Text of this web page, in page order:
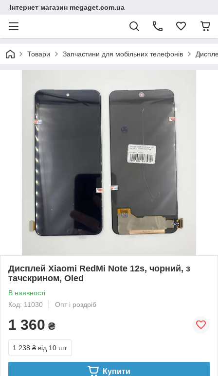
Інтернет магазин megaget.com.ua
Товари Запчастини для мобільних телефонів
Дисплей Xiaomi RedMi Note 12s, чорний, з
тачскрином, Oled
В наявності
Код: 11030
Опт і роздріб
1 360 ₴
1 238 ₴ від 10 шт.
Купити